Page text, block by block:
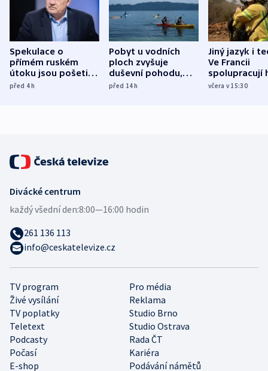
Spekulace o
přímém ruském
útoku jsou pošetilé,
míní estonský
před 4h
Pobyt u vodních
ploch zvyšuje
duševní pohodu,
ukázala
před 14h
Jiný jazyk i
Ve Francii
spolupracují
různých zemí
včera v 15:30
TV program
Pro média
Živé vysílání
Reklama
TV poplatky
Studio Brno
Teletext
Studio Ostrava
Podcasty
Rada ČT
Počasí
Kariéra
E-shop
Podávání námětů
Divácké centrum
každý všední den:8:00—16:00 hodin
261 136 113
info@ceskatelevize.cz